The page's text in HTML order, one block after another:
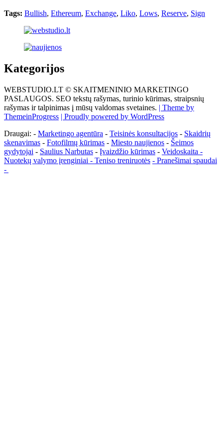
Tags: Bullish, Ethereum, Exchange, Liko, Lows, Reserve, Sign
Kategorijos
WEBSTUDIO.LT © SKAITMENINIO MARKETINGO
PASLAUGOS. SEO tekstų rašymas, turinio kūrimas, straipsnių
rašymas ir talpinimas į mūsų valdomas svetaines. | Theme by
ThemeinProgress | Proudly powered by WordPress
Draugai: - Marketingo agentūra - Teisinės konsultacijos - Skaidrių
skenavimas - Fotofilmų kūrimas - Miesto naujienos - Šeimos
gydytojai - Saulius Narbutas - Įvaizdžio kūrimas - Veidoskaita -
Nuotekų valymo įrenginiai - Teniso treniruotės - Pranešimai spaudai
-